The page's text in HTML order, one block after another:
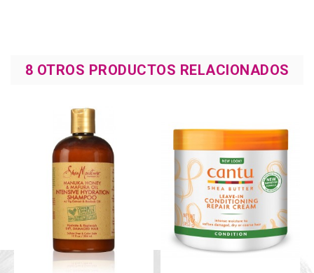
8 OTROS PRODUCTOS RELACIONADOS